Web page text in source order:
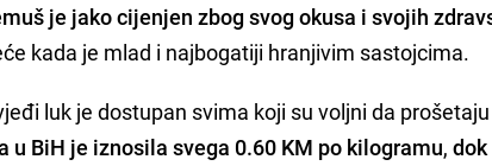
je jako cijenjen zbog svog okusa i svojih
kada je mlad i najbogatiji hranjivim sastojcima.
luk je dostupan svima koji su voljni da
u BiH je iznosila svega 0.60 KM po kilogramu,